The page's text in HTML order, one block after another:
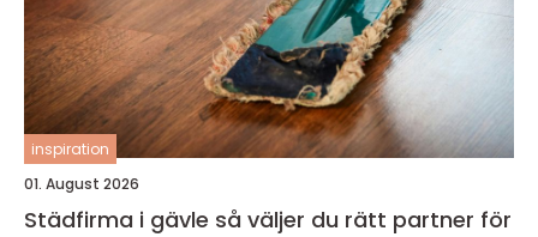
inspiration
01. August 2026
Städfirma i gävle så väljer du rätt partner för